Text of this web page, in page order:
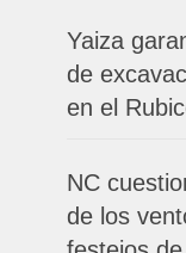
Yaiza
de
en el
NC
de los